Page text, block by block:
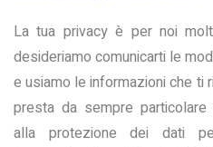
La tua privacy è per noi
desideriamo comunicarti le
e usiamo le informazioni che ti
presta da sempre
alla protezione dei dati